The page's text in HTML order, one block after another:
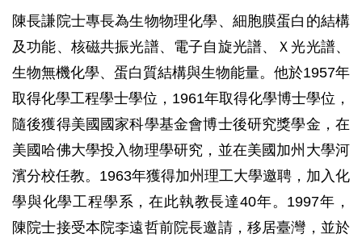
陳長謙院士專長為生物物理化學、細胞膜蛋白的結構
及功能、核磁共振光譜、電子自旋光譜、Ｘ光光譜、
生物無機化學、蛋白質結構與生物能量。他於1957年
取得化學工程學士學位，1961年取得化學博士學位，
隨後獲得美國國家科學基金會博士後研究獎學金，在
美國哈佛大學投入物理學研究，並在美國加州大學河
濱分校任教。1963年獲得加州理工大學邀聘，加入化
學與化學工程學系，在此執教長達40年。1997年，
陳院士接受本院李遠哲前院長邀請，移居臺灣，並於